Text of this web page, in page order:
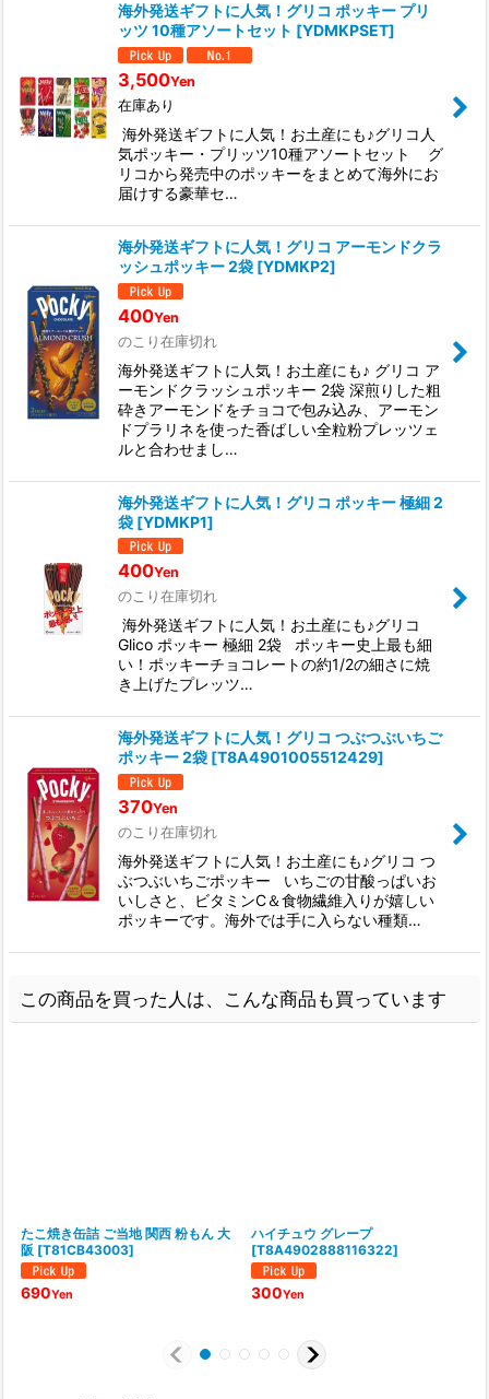
海外発送ギフトに人気！グリコ ポッキー プリ
ッツ 10種アソートセット [YDMKPSET]
3,500Yen
在庫あり
海外発送ギフトに人気！お土産にも♪グリコ人
気ポッキー・プリッツ10種アソートセット グ
リコから発売中のポッキーをまとめて海外にお
届けする豪華セ…
海外発送ギフトに人気！グリコ アーモンドクラ
ッシュポッキー 2袋 [YDMKP2]
400Yen
のこり在庫切れ
海外発送ギフトに人気！お土産にも♪ グリコ ア
ーモンドクラッシュポッキー 2袋 深煎りした粗
砕きアーモンドをチョコで包み込み、アーモン
ドプラリネを使った香ばしい全粒粉プレッツェ
ルと合わせまし…
海外発送ギフトに人気！グリコ ポッキー 極細 2
袋 [YDMKP1]
400Yen
のこり在庫切れ
海外発送ギフトに人気！お土産にも♪グリコ
Glico ポッキー 極細 2袋 ポッキー史上最も細
い！ポッキーチョコレートの約1/2の細さに焼
き上げたプレッツ…
海外発送ギフトに人気！グリコ つぶつぶいちご
ポッキー 2袋 [T8A4901005512429]
370Yen
のこり在庫切れ
海外発送ギフトに人気！お土産にも♪グリコ つ
ぶつぶいちごポッキー いちごの甘酸っぱいお
いしさと、ビタミンC＆食物繊維入りが嬉しい
ポッキーです。海外では手に入らない種類…
この商品を買った人は、こんな商品も買っています
たこ焼き缶詰 ご当地 関西 粉もん 大
阪 [T81CB43003]
690Yen
ハイチュウ グレープ
[T8A4902888116322]
300Yen